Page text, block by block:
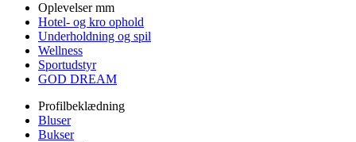
Oplevelser mm
Hotel- og kro ophold
Underholdning og spil
Wellness
Sportudstyr
GOD DREAM
Profilbeklædning
Bluser
Bukser